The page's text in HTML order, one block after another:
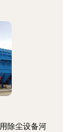
除尘设备河